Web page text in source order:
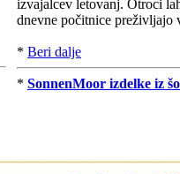
izvajalcev letovanj. Otroci
dnevne počitnice preživljajo
* Beri dalje
* SonnenMoor izdelke iz